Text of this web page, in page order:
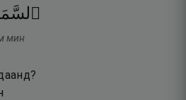
мин